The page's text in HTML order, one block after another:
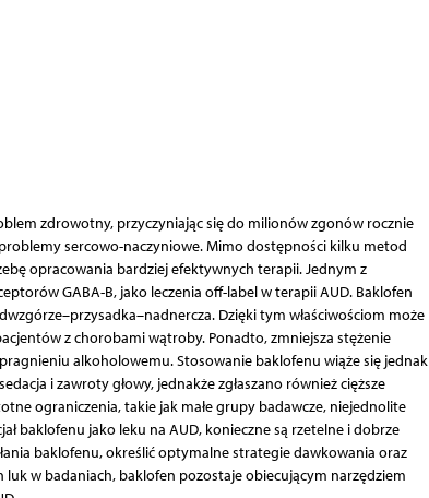
zdrowotny, przyczyniając się do milionów zgonów rocznie
sercowo-naczyniowe. Mimo dostępności kilku metod
opracowania bardziej efektywnych terapii. Jednym z
GABA-B, jako leczenia off-label w terapii AUD. Baklofen
Dzięki tym właściwościom może
z chorobami wątroby. Ponadto, zmniejsza stężenie
alkoholowemu. Stosowanie baklofenu wiąże się jednak
i zawroty głowy, jednakże zgłaszano również cięższe
ograniczenia, takie jak małe grupy badawcze, niejednolite
baklofenu jako leku na AUD, konieczne są rzetelne i dobrze
baklofenu, określić optymalne strategie dawkowania oraz
w badaniach, baklofen pozostaje obiecującym narzędziem